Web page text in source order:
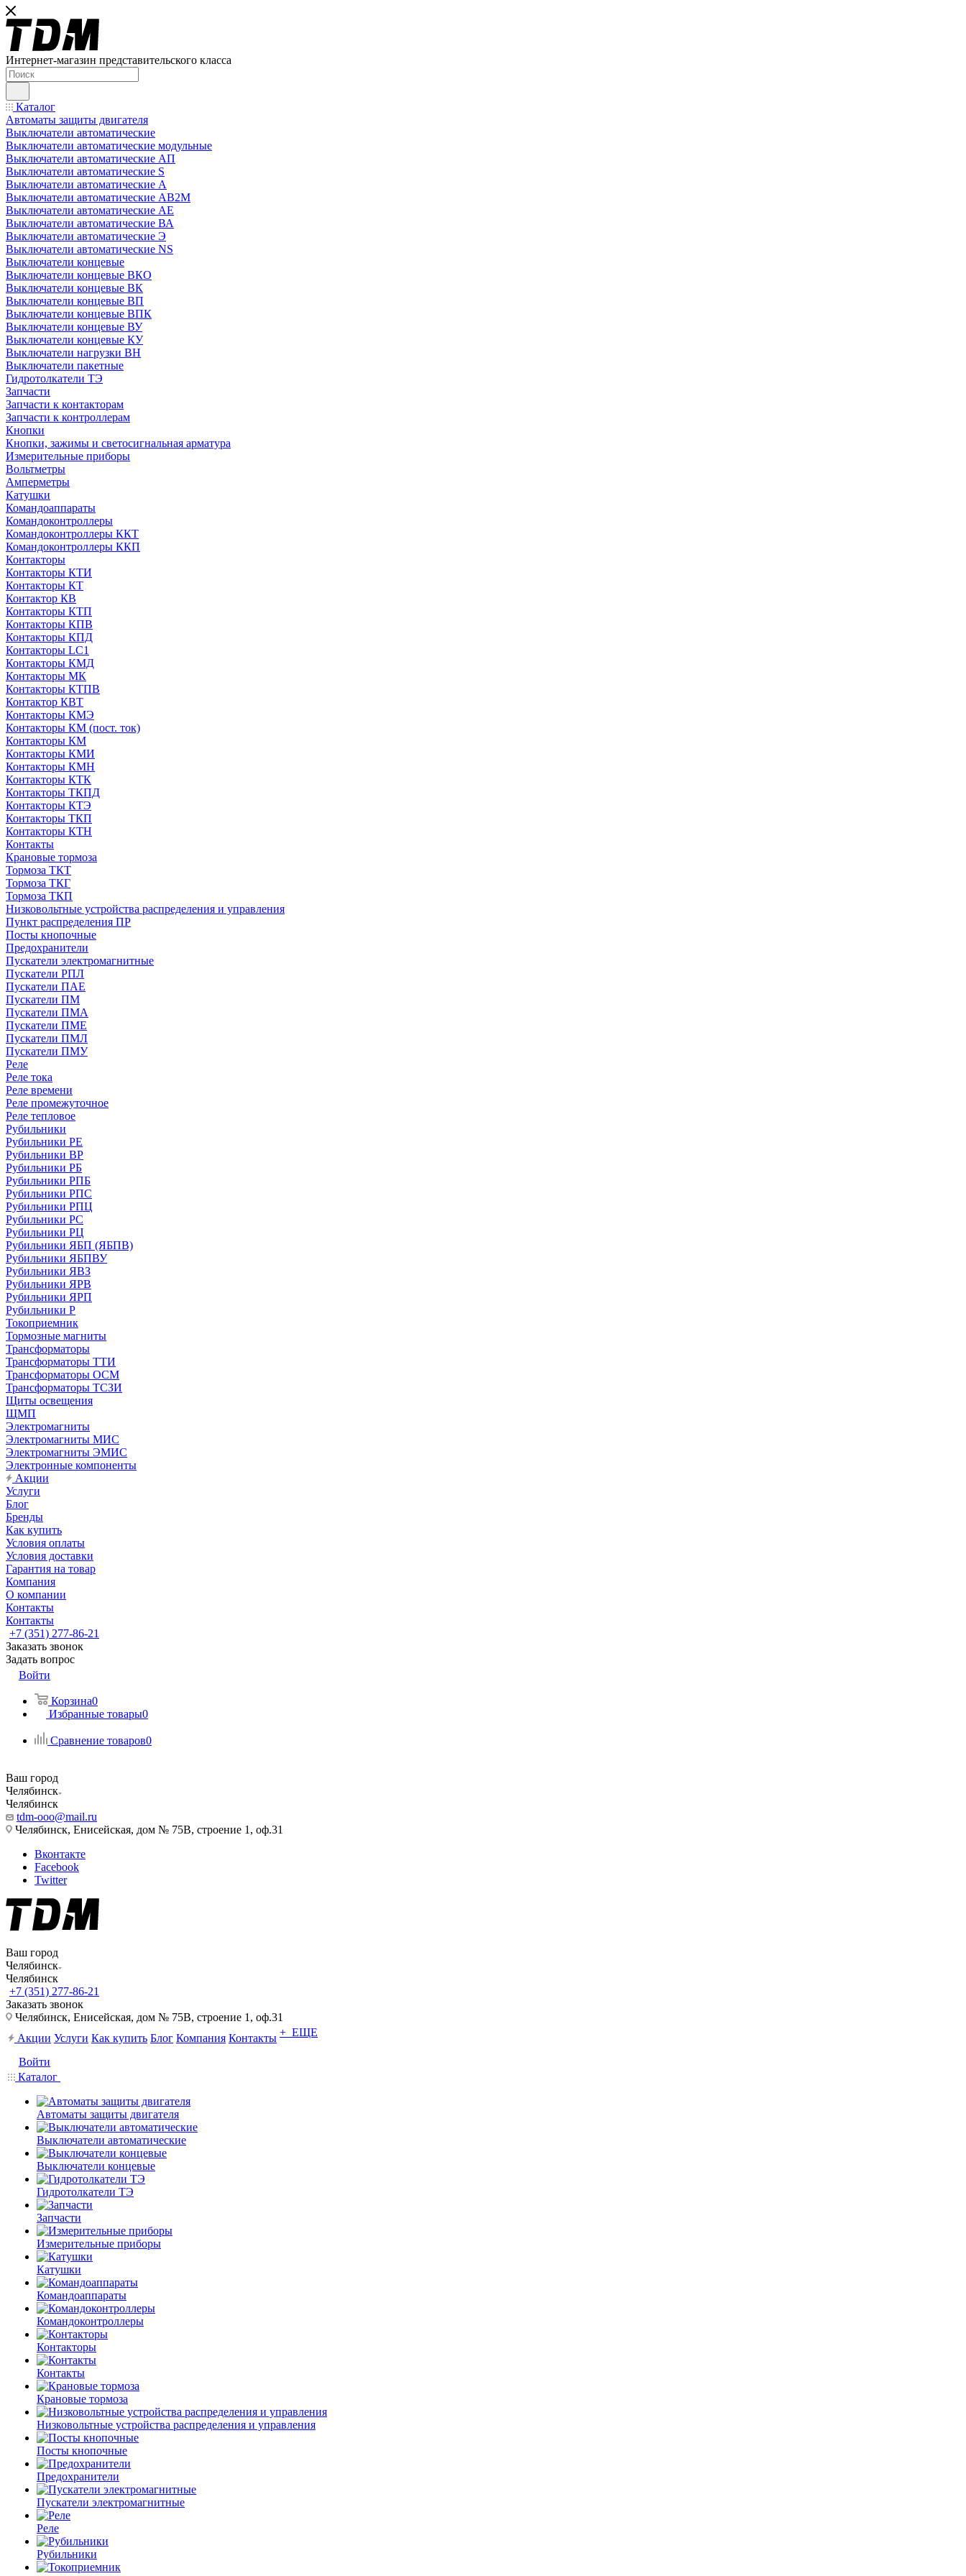
Интернет-магазин представительского класса
Каталог
Автоматы защиты двигателя
Выключатели автоматические
Выключатели автоматические модульные
Выключатели автоматические АП
Выключатели автоматические S
Выключатели автоматические А
Выключатели автоматические АВ2М
Выключатели автоматические АЕ
Выключатели автоматические ВА
Выключатели автоматические Э
Выключатели автоматические NS
Выключатели концевые
Выключатели концевые ВКО
Выключатели концевые ВК
Выключатели концевые ВП
Выключатели концевые ВПК
Выключатели концевые ВУ
Выключатели концевые КУ
Выключатели нагрузки ВН
Выключатели пакетные
Гидротолкатели ТЭ
Запчасти
Запчасти к контакторам
Запчасти к контроллерам
Кнопки
Кнопки, зажимы и светосигнальная арматура
Измерительные приборы
Вольтметры
Амперметры
Катушки
Командоаппараты
Командоконтроллеры
Командоконтроллеры ККТ
Командоконтроллеры ККП
Контакторы
Контакторы КТИ
Контакторы КТ
Контактор КВ
Контакторы КТП
Контакторы КПВ
Контакторы КПД
Контакторы LC1
Контакторы КМД
Контакторы МК
Контакторы КТПВ
Контактор КВТ
Контакторы КМЭ
Контакторы КМ (пост. ток)
Контакторы КМ
Контакторы КМИ
Контакторы КМН
Контакторы КТК
Контакторы ТКПД
Контакторы КТЭ
Контакторы ТКП
Контакторы КТН
Контакты
Крановые тормоза
Тормоза ТКТ
Тормоза ТКГ
Тормоза ТКП
Низковольтные устройства распределения и управления
Пункт распределения ПР
Посты кнопочные
Предохранители
Пускатели электромагнитные
Пускатели РПЛ
Пускатели ПАЕ
Пускатели ПМ
Пускатели ПМА
Пускатели ПМЕ
Пускатели ПМЛ
Пускатели ПМУ
Реле
Реле тока
Реле времени
Реле промежуточное
Реле тепловое
Рубильники
Рубильники РЕ
Рубильники ВР
Рубильники РБ
Рубильники РПБ
Рубильники РПС
Рубильники РПЦ
Рубильники РС
Рубильники РЦ
Рубильники ЯБП (ЯБПВ)
Рубильники ЯБПВУ
Рубильники ЯВЗ
Рубильники ЯРВ
Рубильники ЯРП
Рубильники Р
Токоприемник
Тормозные магниты
Трансформаторы
Трансформаторы ТТИ
Трансформаторы ОСМ
Трансформаторы ТСЗИ
Щиты освещения
ЩМП
Электромагниты
Электромагниты МИС
Электромагниты ЭМИС
Электронные компоненты
Акции
Услуги
Блог
Бренды
Как купить
Условия оплаты
Условия доставки
Гарантия на товар
Компания
О компании
Контакты
Контакты
+7 (351) 277-86-21
Заказать звонок
Задать вопрос
Войти
Корзина0
Избранные товары0
Сравнение товаров0
Ваш город
Челябинск
Челябинск
tdm-ooo@mail.ru
Челябинск, Енисейская, дом № 75В, строение 1, оф.31
Вконтакте
Facebook
Twitter
Ваш город
Челябинск
Челябинск
+7 (351) 277-86-21
Заказать звонок
Челябинск, Енисейская, дом № 75В, строение 1, оф.31
Акции Услуги Как купить Блог Компания Контакты + ЕЩЕ
Войти
Каталог
Автоматы защиты двигателя
Выключатели автоматические
Выключатели концевые
Гидротолкатели ТЭ
Запчасти
Измерительные приборы
Катушки
Командоаппараты
Командоконтроллеры
Контакторы
Контакты
Крановые тормоза
Низковольтные устройства распределения и управления
Посты кнопочные
Предохранители
Пускатели электромагнитные
Реле
Рубильники